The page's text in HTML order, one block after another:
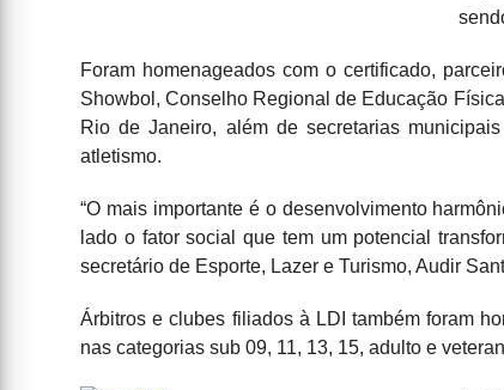
Foram homenageados com o certificado,
Showbol, Conselho Regional de Educação
Rio de Janeiro, além de secretarias
atletismo.
“O mais importante é o desenvolvimento
lado o fator social que tem um potencial
secretário de Esporte, Lazer e Turismo, Audir
Árbitros e clubes filiados à LDI também foram
nas categorias sub 09, 11, 13, 15, adulto e